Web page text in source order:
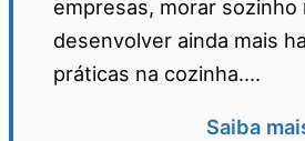
empresas, morar sozinho
desenvolver ainda mais
práticas na cozinha....
Saiba